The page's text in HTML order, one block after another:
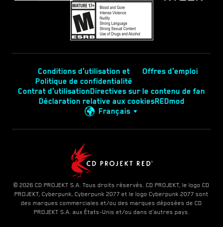
Conditions d'utilisation et
Politique de confidentialité
Offres d'emploi
Contrat d'utilisationDirectives sur le contenu de fan
Déclaration relative aux cookiesREDmod
Français
© 2026 CD PROJEKT S.A. Tous droits réservés. CD PROJEKT, le logo CD
PROJEKT, Cyberpunk, Cyberpunk 2077 et le logo Cyberpunk 2077 sont
des marques commerciales et/ou des marques déposées de CD
PROJEKT S.A. aux États-Unis et/ou dans d'autres pays.